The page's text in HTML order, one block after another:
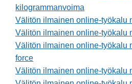
kilogrammanvoima
Välitön ilmainen online-työkalu
Välitön ilmainen online-työkalu
Välitön ilmainen online-työkalu
force
Välitön ilmainen online-työkalu